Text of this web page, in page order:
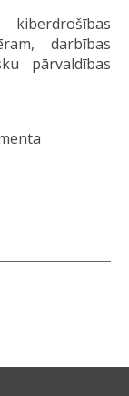
darbības
pārvaldības